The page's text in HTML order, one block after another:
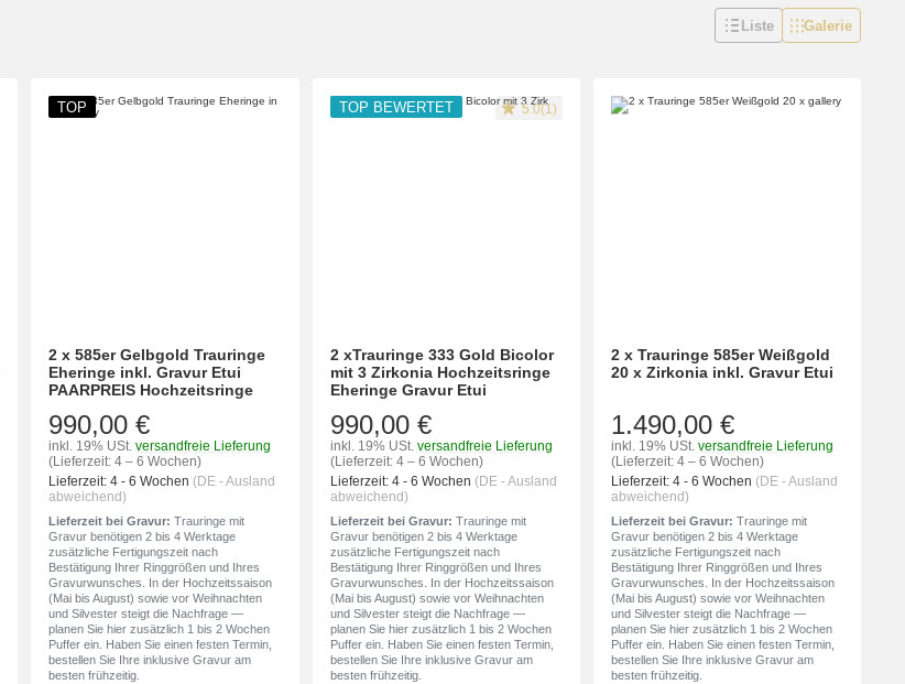
Liste Galerie
TOP
2 x 585er Gelbgold Trauringe
Eheringe inkl. Gravur Etui
PAARPREIS Hochzeitsringe
990,00 €
inkl. 19% USt. versandfreie Lieferung
(Lieferzeit: 4 – 6 Wochen)
Lieferzeit: 4 - 6 Wochen (DE - Ausland
abweichend)
Lieferzeit bei Gravur: Trauringe mit
Gravur benötigen 2 bis 4 Werktage
zusätzliche Fertigungszeit nach
Bestätigung Ihrer Ringgrößen und Ihres
Gravurwunsches. In der Hochzeitssaison
(Mai bis August) sowie vor Weihnachten
und Silvester steigt die Nachfrage —
planen Sie hier zusätzlich 1 bis 2 Wochen
Puffer ein. Haben Sie einen festen Termin,
bestellen Sie Ihre inklusive Gravur am
besten frühzeitig.
TOP BEWERTET 5.0(1)
2 xTrauringe 333 Gold Bicolor
mit 3 Zirkonia Hochzeitsringe
Eheringe Gravur Etui
990,00 €
inkl. 19% USt. versandfreie Lieferung
(Lieferzeit: 4 – 6 Wochen)
Lieferzeit: 4 - 6 Wochen (DE - Ausland
abweichend)
Lieferzeit bei Gravur: Trauringe mit
Gravur benötigen 2 bis 4 Werktage
zusätzliche Fertigungszeit nach
Bestätigung Ihrer Ringgrößen und Ihres
Gravurwunsches. In der Hochzeitssaison
(Mai bis August) sowie vor Weihnachten
und Silvester steigt die Nachfrage —
planen Sie hier zusätzlich 1 bis 2 Wochen
Puffer ein. Haben Sie einen festen Termin,
bestellen Sie Ihre inklusive Gravur am
besten frühzeitig.
2 x Trauringe 585er Weißgold
20 x Zirkonia inkl. Gravur Etui
1.490,00 €
inkl. 19% USt. versandfreie Lieferung
(Lieferzeit: 4 – 6 Wochen)
Lieferzeit: 4 - 6 Wochen (DE - Ausland
abweichend)
Lieferzeit bei Gravur: Trauringe mit
Gravur benötigen 2 bis 4 Werktage
zusätzliche Fertigungszeit nach
Bestätigung Ihrer Ringgrößen und Ihres
Gravurwunsches. In der Hochzeitssaison
(Mai bis August) sowie vor Weihnachten
und Silvester steigt die Nachfrage —
planen Sie hier zusätzlich 1 bis 2 Wochen
Puffer ein. Haben Sie einen festen Termin,
bestellen Sie Ihre inklusive Gravur am
besten frühzeitig.